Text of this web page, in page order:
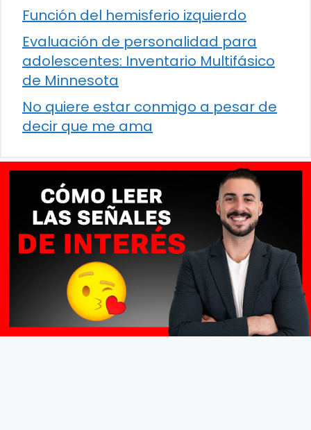
Función del hemisferio izquierdo
Evaluación de personalidad para
adolescentes: Inventario Multifásico
de Minnesota
No quiere estar conmigo a pesar de
decir que me ama